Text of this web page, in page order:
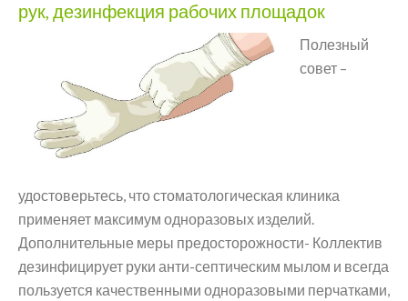
рук, дезинфекция рабочих площадок
Полезный
совет –
удостоверьтесь, что стоматологическая клиника
применяет максимум одноразовых изделий.
Дополнительные меры предосторожности- Коллектив
дезинфицирует руки анти-септическим мылом и всегда
пользуется качественными одноразовыми перчатками,